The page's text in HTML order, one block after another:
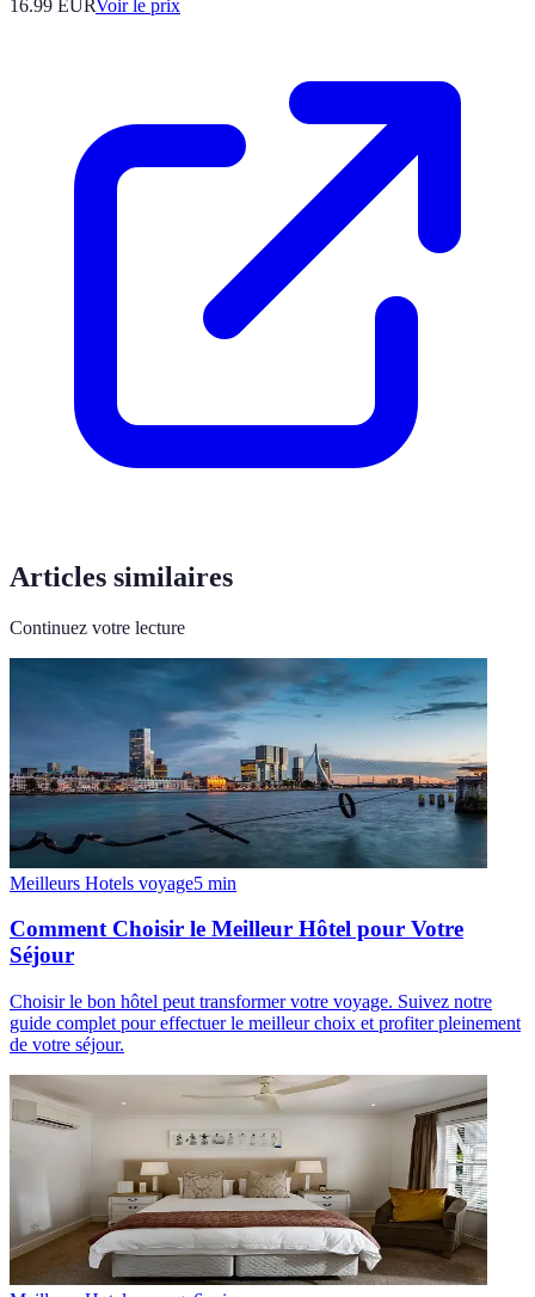
16.99 EURVoir le prix
Articles similaires
Continuez votre lecture
Meilleurs Hotels voyage5 min
Comment Choisir le Meilleur Hôtel pour Votre
Séjour
Choisir le bon hôtel peut transformer votre voyage. Suivez notre
guide complet pour effectuer le meilleur choix et profiter pleinement
de votre séjour.